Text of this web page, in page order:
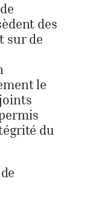
des
sur de
le
du